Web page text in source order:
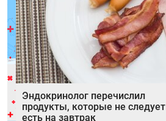
Эндокринолог перечислил
продукты, которые не следует
есть на завтрак